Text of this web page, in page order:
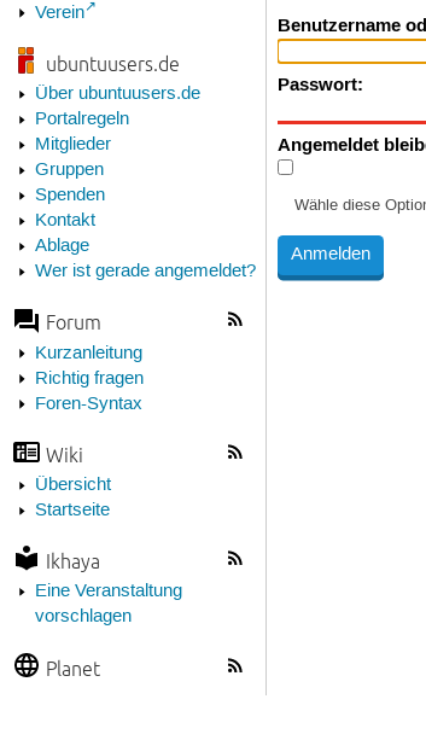
Verein
ubuntuusers.de
Über ubuntuusers.de
Portalregeln
Mitglieder
Gruppen
Spenden
Kontakt
Ablage
Wer ist gerade angemeldet?
Forum
Kurzanleitung
Richtig fragen
Foren-Syntax
Wiki
Übersicht
Startseite
Ikhaya
Eine Veranstaltung
vorschlagen
Planet
Benutzername
Passwort:
Angemeldet
Wähle diese